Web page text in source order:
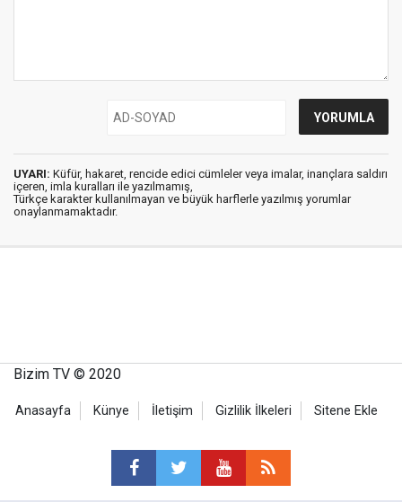
UYARI: Küfür, hakaret, rencide edici cümleler veya imalar, inançlara saldırı
içeren, imla kuralları ile yazılmamış,
Türkçe karakter kullanılmayan ve büyük harflerle yazılmış yorumlar
onaylanmamaktadır.
Bizim TV © 2020
Anasayfa Künye İletişim Gizlilik İlkeleri Sitene Ekle